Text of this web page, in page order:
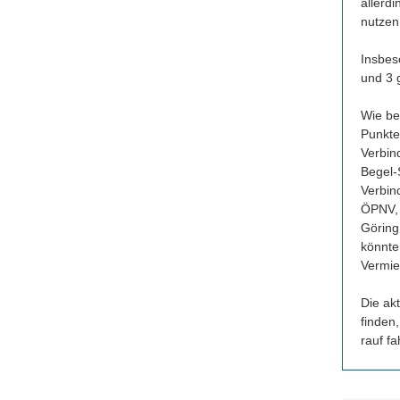
nutzen.
und 3
Wie
Die
rauf